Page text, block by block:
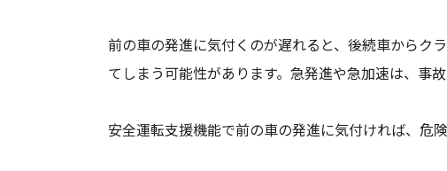
前の車の発進に気付くのが遅れると、後続車からク
てしまう可能性があります。急発進や急加速は、事
安全運転支援機能で前の車の発進に気付ければ、危